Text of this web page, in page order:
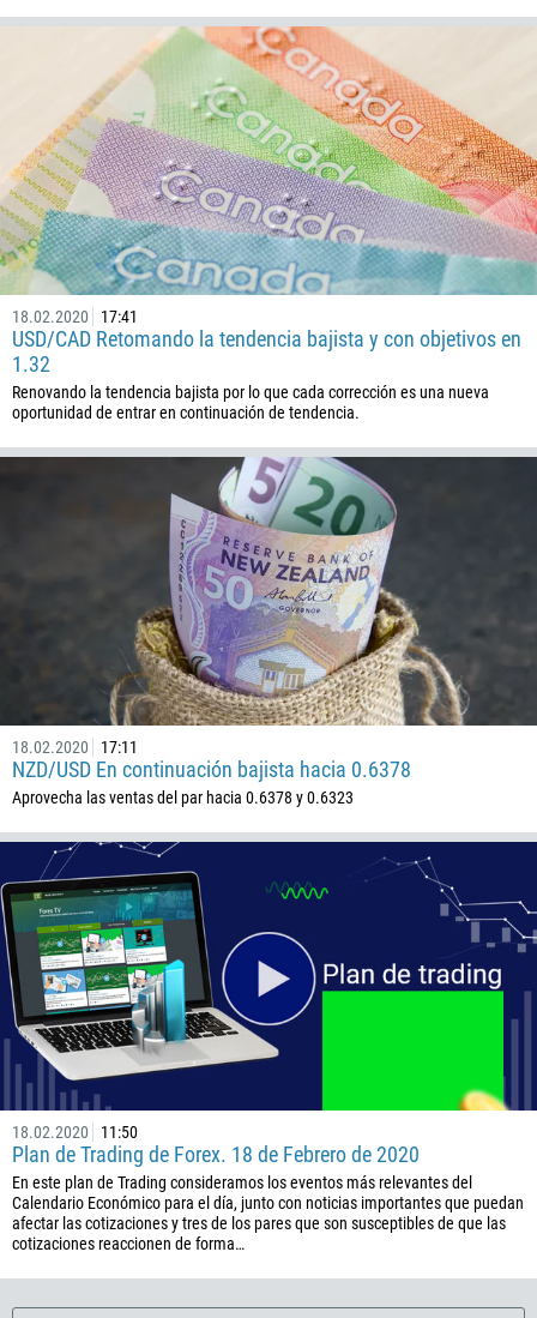
18.02.2020 17:41
USD/CAD Retomando la tendencia bajista y con objetivos en
1.32
Renovando la tendencia bajista por lo que cada corrección es una nueva
oportunidad de entrar en continuación de tendencia.
18.02.2020 17:11
NZD/USD En continuación bajista hacia 0.6378
Aprovecha las ventas del par hacia 0.6378 y 0.6323
18.02.2020 11:50
Plan de Trading de Forex. 18 de Febrero de 2020
En este plan de Trading consideramos los eventos más relevantes del
Calendario Económico para el día, junto con noticias importantes que puedan
afectar las cotizaciones y tres de los pares que son susceptibles de que las
cotizaciones reaccionen de forma…
55
246
359
226
257
855
237
1
238
1345
236
235
57
269
242
243
682
225
385
53
357
420
45
253
1767
1809
593
20
503